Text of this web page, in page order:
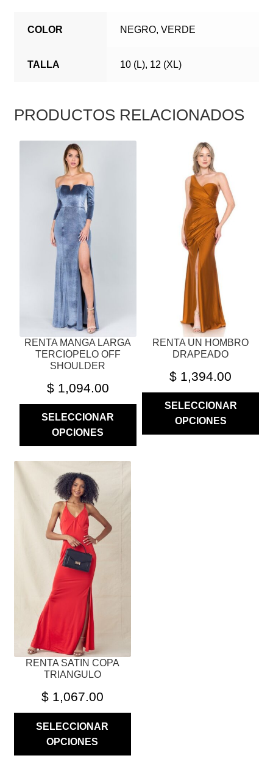
COLOR NEGRO, VERDE
TALLA 10 (L), 12 (XL)
PRODUCTOS RELACIONADOS
RENTA MANGA LARGA
TERCIOPELO OFF
SHOULDER
$1,094.00
SELECCIONAR
OPCIONES
PRODUCTO
MÚLTIPLES
VARIANTES.
OPCIONES
PUEDEN
ELEGIR
PÁGINA
DE
PRODUCTO
RENTA UN HOMBRO
DRAPEADO
$ 1,394.00
SELECCIONAR
OPCIONES
PRODUCTO
MÚLTIPLES
VARIANTES.
OPCIONES
DE
RENTA SATIN COPA
TRIANGULO
$1,067.00
SELECCIONAR
OPCIONES
ESTE
PRODUCTO
MÚLTIPLES
VARIANTES.
OPCIONES
PUEDEN
ELEGIR
PÁGINA
DE